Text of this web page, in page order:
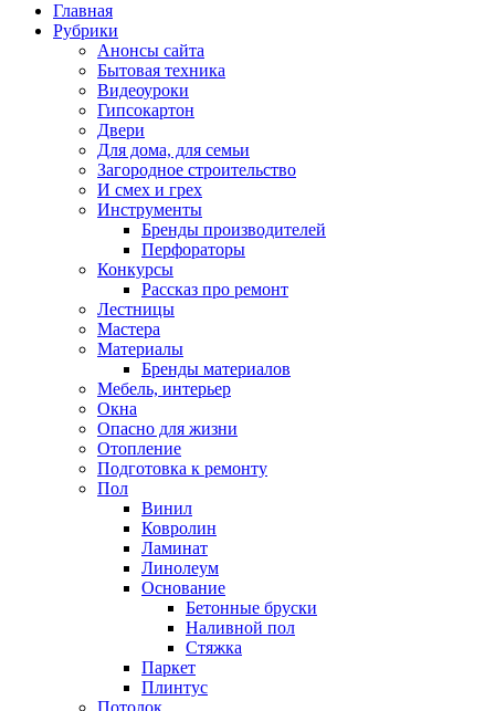
Главная
Рубрики
Анонсы сайта
Бытовая техника
Видеоуроки
Гипсокартон
Двери
Для дома, для семьи
Загородное строительство
И смех и грех
Инструменты
Бренды производителей
Перфораторы
Конкурсы
Рассказ про ремонт
Лестницы
Мастера
Материалы
Бренды материалов
Мебель, интерьер
Окна
Опасно для жизни
Отопление
Подготовка к ремонту
Пол
Винил
Ковролин
Ламинат
Линолеум
Основание
Бетонные бруски
Наливной пол
Стяжка
Паркет
Плинтус
Потолок